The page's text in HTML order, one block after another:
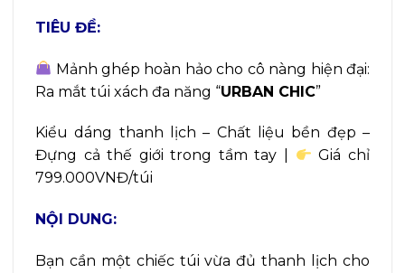
TIÊU ĐỀ:
Mảnh ghép hoàn hảo cho cô nàng hiện đại:
Ra mắt túi xách đa năng “URBAN CHIC”
Kiểu dáng thanh lịch – Chất liệu bền đẹp –
Đựng cả thế giới trong tầm tay |
Giá chỉ
799.000VNĐ/túi
NỘI DUNG:
Bạn cần một chiếc túi vừa đủ thanh lịch cho